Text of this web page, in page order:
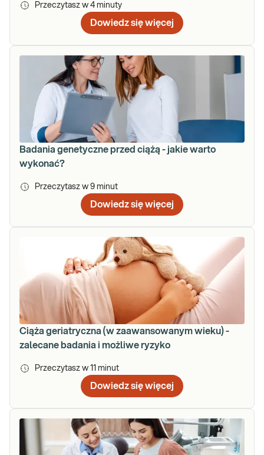
Przeczytasz w 4 minuty
Dowiedz się więcej
Badania genetyczne przed ciążą - jakie warto
wykonać?
Przeczytasz w 9 minut
Dowiedz się więcej
Ciąża geriatryczna (w zaawansowanym wieku) -
zalecane badania i możliwe ryzyko
Przeczytasz w 11 minut
Dowiedz się więcej